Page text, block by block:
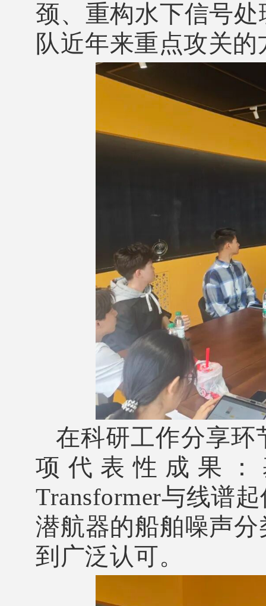
颈、重构水下信号
队近年来重点攻关的
在科研工作分享环
项代表性成果：
Transformer与线谱
潜航器的船舶噪声
到广泛认可。